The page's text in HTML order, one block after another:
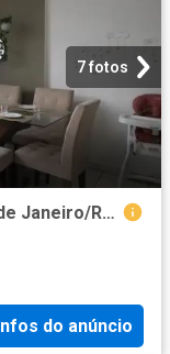
7 fotos
Casa / Sobrado para Venda em Rio de Janeiro/RJ Curicica 4 Quartos
Infos do anúncio